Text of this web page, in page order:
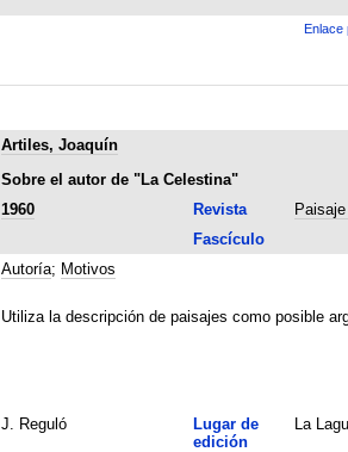
Enlace
Artiles, Joaquín
Sobre el autor de "La Celestina"
1960 Revista
Fascículo
Autoría; Motivos
Utiliza la descripción de paisajes como posible
J. Reguló
Lugar de
edición
La